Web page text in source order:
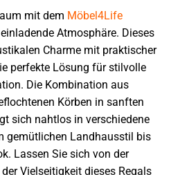
mit dem Möbel4Life
Atmosphäre. Dieses
Charme mit praktischer
perfekte Lösung für stilvolle
Die Kombination aus
Körben in sanften
sich nahtlos in verschiedene
gemütlichen Landhausstil bis
Lassen Sie sich von der
Vielseitigkeit dieses Regals